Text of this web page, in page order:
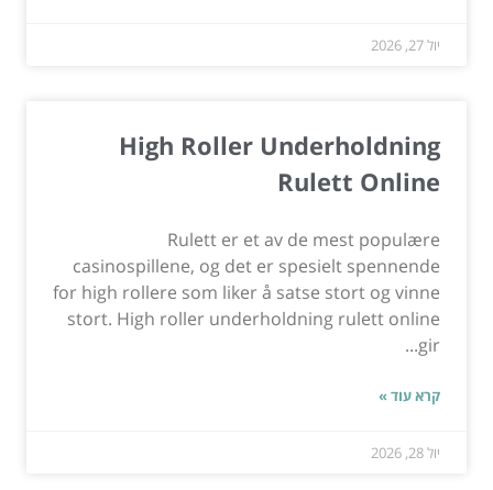
יול 27, 2026
High Roller Underholdning
Rulett Online
Rulett er et av de mest populære
casinospillene, og det er spesielt spennende
for high rollere som liker å satse stort og vinne
stort. High roller underholdning rulett online
gir...
קרא עוד »
יול 28, 2026